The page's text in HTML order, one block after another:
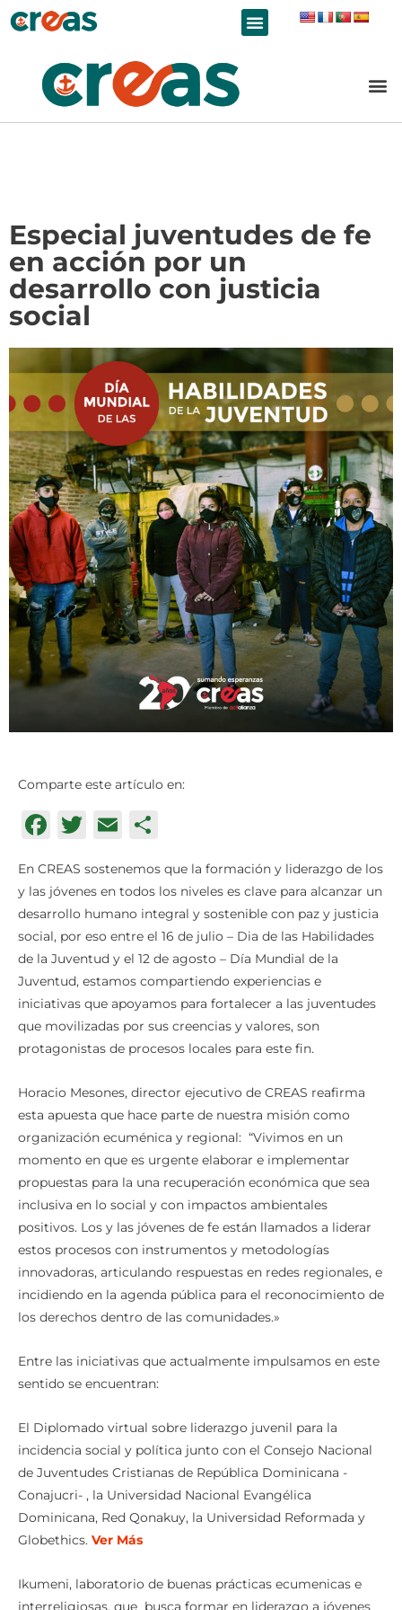
Especial juventudes de fe
en acción por un
desarrollo con justicia
social
Comparte este artículo en:
Facebook
Twitter
Email
En CREAS sostenemos que la formación y liderazgo de los
y las jóvenes en todos los niveles es clave para alcanzar un
desarrollo humano integral y sostenible con paz y justicia
social, por eso entre el 16 de julio – Dia de las Habilidades
de la Juventud y el 12 de agosto – Día Mundial de la
Juventud, estamos compartiendo experiencias e
iniciativas que apoyamos para fortalecer a las juventudes
que movilizadas por sus creencias y valores, son
protagonistas de procesos locales para este fin.
Horacio Mesones, director ejecutivo de CREAS reafirma
esta apuesta que hace parte de nuestra misión como
organización ecuménica y regional: “Vivimos en un
momento en que es urgente elaborar e implementar
propuestas para la una recuperación económica que sea
inclusiva en lo social y con impactos ambientales
positivos. Los y las jóvenes de fe están llamados a liderar
estos procesos con instrumentos y metodologías
innovadoras, articulando respuestas en redes regionales, e
incidiendo en la agenda pública para el reconocimiento de
los derechos dentro de las comunidades.»
Entre las iniciativas que actualmente impulsamos en este
sentido se encuentran:
El Diplomado virtual sobre liderazgo juvenil para la
incidencia social y política junto con el Consejo Nacional
de Juventudes Cristianas de República Dominicana -
Conajucri- , la Universidad Nacional Evangélica
Dominicana, Red Qonakuy, la Universidad Reformada y
Globethics. Ver Más
Ikumeni, laboratorio de buenas prácticas ecumenicas e
interreligiosas, que busca formar en liderazgo a jóvenes